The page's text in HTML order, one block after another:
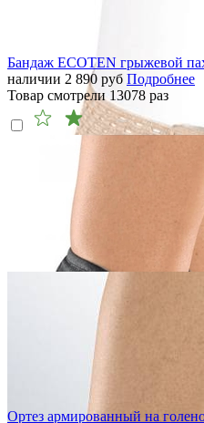
Бандаж ECOTEN грыжевой
наличии 2 890 руб Подробнее
Товар смотрели 13078 раз
Ортез армированный на